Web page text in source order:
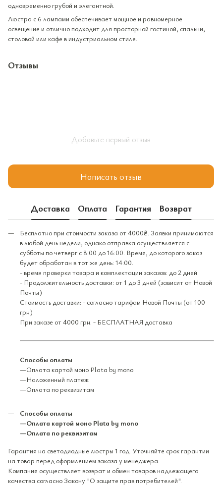
одновременно грубой и элегантной.
Люстра с 6 лампами обеспечивает мощное и равномерное
освещение и отлично подходит для просторной гостиной, спальни,
столовой или кафе в индустриальном стиле.
Отзывы
Добавьте первый отзыв
Написать отзыв
Доставка Оплата Гарантия Возврат
Бесплатно при стоимости заказа от 4000₴. Заявки принимаются
в любой день недели, однако отправка осуществляется с
субботы по четверг с 8:00 до 16:00. Время, до которого заказ
будет обработан в тот же день: 14:00.
- время проверки товара и комплектации заказов: до 2 дней
- Продолжительность доставки: от 1 до 3 дней (зависит от Новой
Почты)
Стоимость доставки: - согласно тарифам Новой Почты (от 100
грн)
При заказе от 4000 грн. - БЕСПЛАТНАЯ доставка
Способы оплаты
—Оплата картой моно Plata by mono
—Наложенный платеж
—Оплата по реквизитам
Способы оплаты
—Оплата картой моно Plata by mono
—Оплата по реквизитам
Гарантия на светодиодные люстры 1 год. Уточняйте срок гарантии
на товар перед оформлением заказа у менеджера.
Компания осуществляет возврат и обмен товаров надлежащего
качества согласно Закону "О защите прав потребителей".